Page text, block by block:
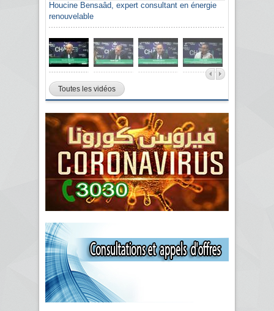
Houcine Bensaâd, expert consultant en énergie
renouvelable
Sami Agli, président de la Confédération
algérienne du patronat citoyen CAPC
Toutes les vidéos